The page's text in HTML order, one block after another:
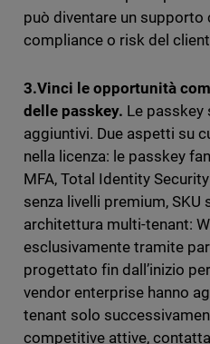
può diventare un supporto
compliance o risk del
3.Vinci le opportunità
delle passkey. Le passkey
aggiuntivi. Due aspetti su
nella licenza: le passkey
MFA, Total Identity
senza livelli premium, SKU
architettura multi-tenant:
esclusivamente tramite
progettato fin dall’inizio
vendor enterprise hanno
tenant solo
competitive attive,